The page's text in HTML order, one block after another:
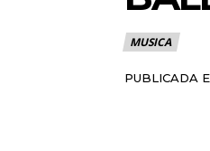
MUSICA
PUBLICADA